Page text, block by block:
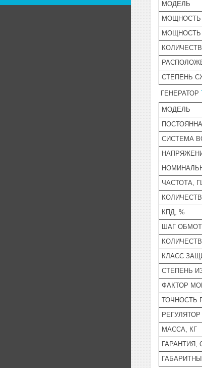
МОДЕЛЬ
МОЩНОСТЬ
МОЩНОСТЬ
СТЕПЕНЬ
ГЕНЕРАТОР
МОДЕЛЬ
СИСТЕМА
ЧАСТОТА, ГЦ
КПД, %
ШАГ
КЛАСС
СТЕПЕНЬ
ФАКТОР
ТОЧНОСТЬ
МАССА, КГ
ГАРАНТИЯ,